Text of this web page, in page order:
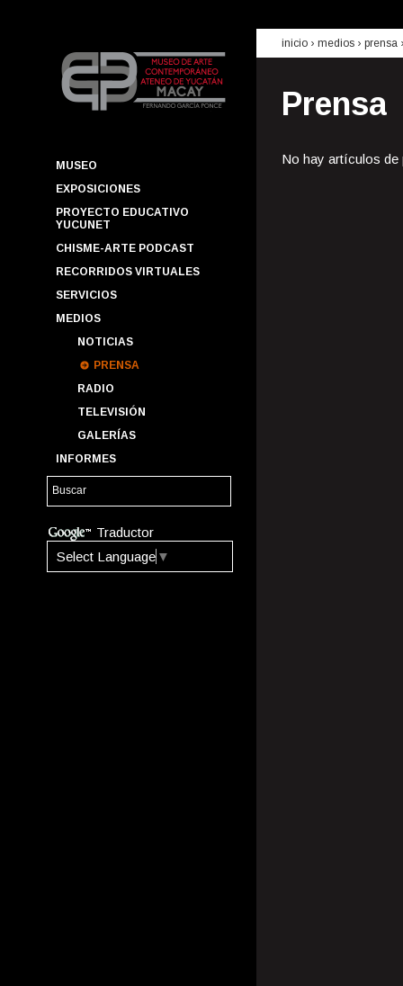
MUSEO
EXPOSICIONES
PROYECTO EDUCATIVO
YUCUNET
CHISME-ARTE PODCAST
RECORRIDOS VIRTUALES
SERVICIOS
MEDIOS
NOTICIAS
PRENSA
RADIO
TELEVISIÓN
GALERÍAS
INFORMES
Traductor
Select Language ▼
inicio › medios › prensa
Prensa
No hay artículos de